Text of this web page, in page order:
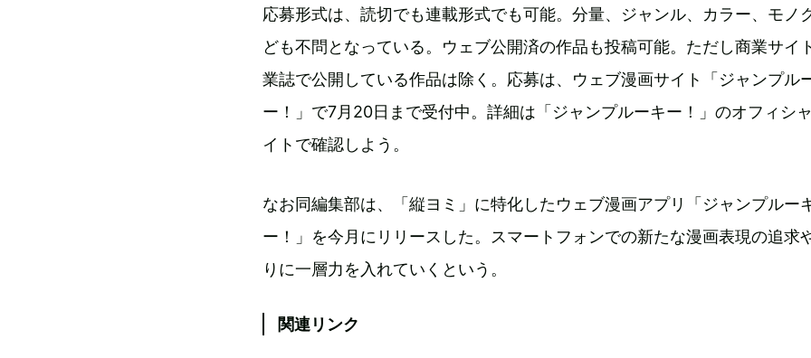
応募形式は、読切でも連載形式でも可能。分量、ジャンル、カラー、モノ
ども不問となっている。ウェブ公開済の作品も投稿可能。ただし商業サイ
業誌で公開している作品は除く。応募は、ウェブ漫画サイト「ジャンプル
ー！」で7月20日まで受付中。詳細は「ジャンプルーキー！」のオフィシ
イトで確認しよう。
なお同編集部は、「縦ヨミ」に特化したウェブ漫画アプリ「ジャンプルー
ー！」を今月にリリースした。スマートフォンでの新たな漫画表現の追求
りに一層力を入れていくという。
関連リンク